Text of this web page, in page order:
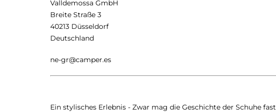
Valldemossa GmbH
Breite Straße 3
40213 Düsseldorf
Deutschland
ne-gr@camper.es
Ein stylisches Erlebnis - Zwar mag die Geschichte der Schuhe